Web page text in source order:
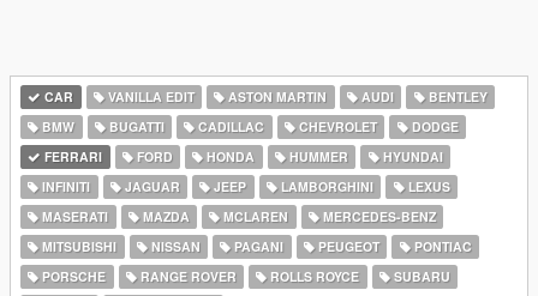
CAR VANILLA EDIT ASTON MARTIN AUDI
BENTLEY
BMW
BUGATTI CADILLAC CHEVROLET
DODGE
FERRARI
FORD HONDA HUMMER
HYUNDAI
INFINITI
JAGUAR JEEP LAMBORGHINI
LEXUS
MASERATI
MAZDA MCLAREN
MERCEDES-BENZ
MITSUBISHI
NISSAN PAGANI PEUGEOT
PONTIAC
PORSCHE
RANGE ROVER ROLLS ROYCE
SUBARU